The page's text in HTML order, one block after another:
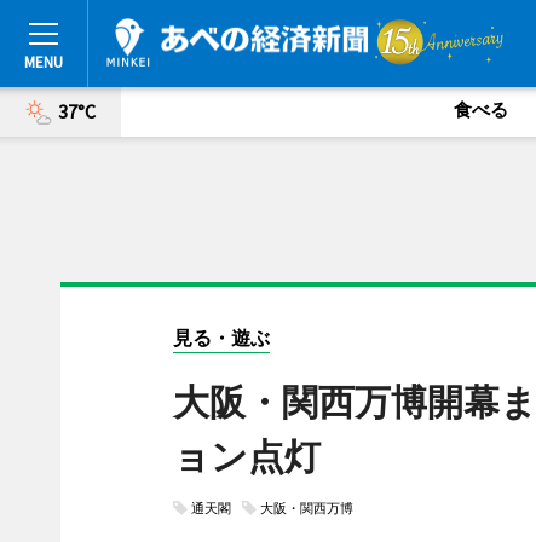
37°C 食べる
見る・遊ぶ
大阪・関西万博開幕
ョン点灯
通天閣 大阪・関西万博